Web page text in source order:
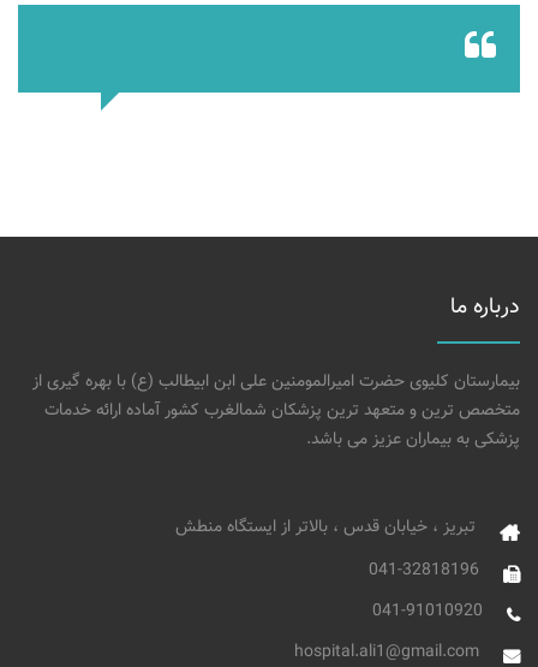
درباره ما
بیمارستان کلیوی حضرت امیرالمومنین علی ابن ابیطالب (ع) با بهره گیری از
متخصص ترین و متعهد ترین پزشکان شمالغرب کشور آماده ارائه خدمات
پزشکی به بیماران عزیز می باشد.
تبریز ، خیابان قدس ، بالاتر از ایستگاه منطش
041-32818196
041-91010920
hospital.ali1@gmail.com